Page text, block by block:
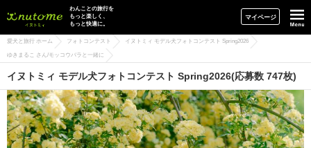
イヌトミィ
わんことの旅行を
もっと楽しく、
もっと快適に。
マイページ
愛犬と旅行 ホーム フォトコンテスト イヌトミィ モデル犬フォトコンテスト Spring2026
ゆきまるこ さん/モッコウバラと一緒に
イヌトミィ モデル犬フォトコンテスト Spring2026(応募数 747枚)